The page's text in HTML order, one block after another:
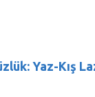
Yaz-Kış